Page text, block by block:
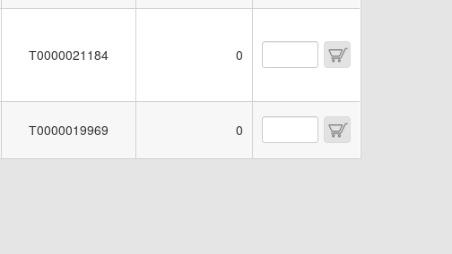
Т0000021184 0
Т0000019969 0